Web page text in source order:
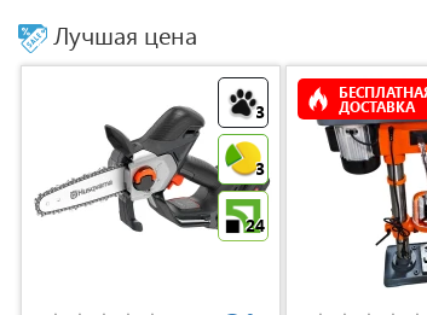
Лучшая цена
3
3
24
ДОСТАВКА